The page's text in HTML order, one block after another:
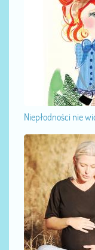
Niepłodności nie